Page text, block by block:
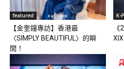
featured
【金奎鐘專訪】香港最
〈SIMPLY BEAUTIFUL〉的瞬
間！
K-
XIX